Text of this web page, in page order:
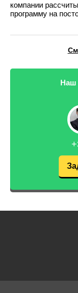
компании
программу на
Наш